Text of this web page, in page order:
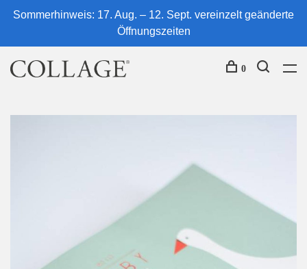
Sommerhinweis: 17. Aug. – 12. Sept. vereinzelt geänderte
Öffnungszeiten
0